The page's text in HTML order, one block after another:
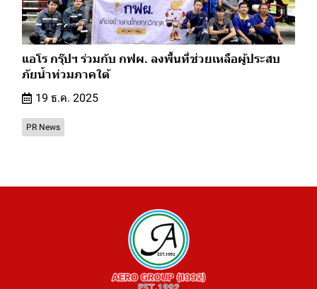
แอโร กรุ๊ปฯ ร่วมกับ กฟผ. ลงพื้นที่ช่วยเหลือผู้ประสบ
ภัยน้ำท่วมภาคใต้
19 ธ.ค. 2025
PR News